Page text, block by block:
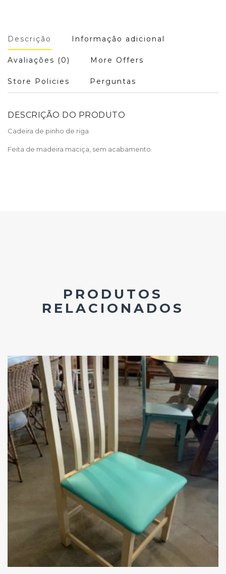
Descrição Informação adicional
Avaliações (0) More Offers
Store Policies Perguntas
DESCRIÇÃO DO PRODUTO
Cadeira de pinho de riga.
Feita de madeira maciça, sem acabamento.
PRODUTOS
RELACIONADOS
Add